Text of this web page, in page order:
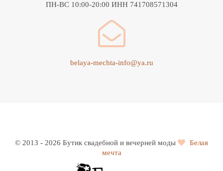
ПН-ВС 10:00-20:00 ИНН 741708571304
belaya-mechta-info@ya.ru
© 2013 - 2026 Бутик свадебной и вечерней моды
Белая
мечта